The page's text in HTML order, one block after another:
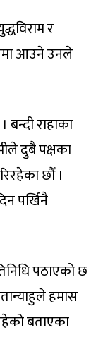
र
आउने उनले
राहाका
दुबै पक्षका
छौँ ।
पर्खिनै
पठाएको छ
हमास
बताएका